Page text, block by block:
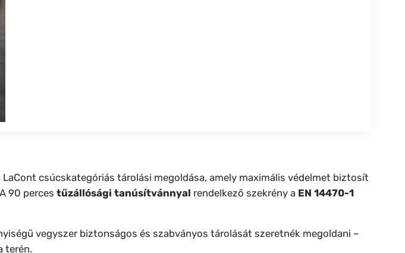
csúcskategóriás tárolási megoldása, amely maximális védelmet biztosít
90 perces tűzállósági tanúsítvánnyal rendelkező szekrény a EN 14470-1
vegyszer biztonságos és szabványos tárolását szeretnék megoldani –
terén.